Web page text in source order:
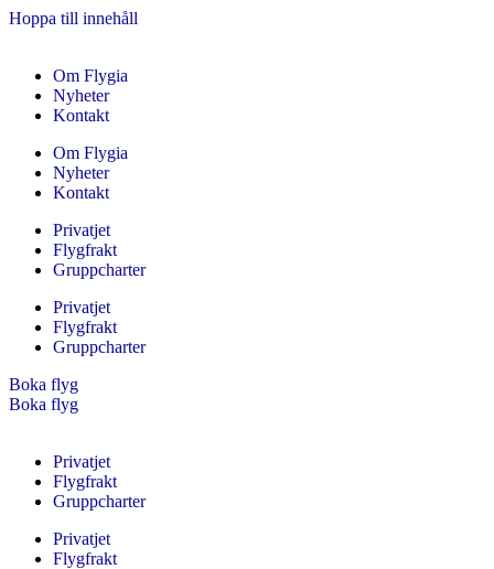
Hoppa till innehåll
Om Flygia
Nyheter
Kontakt
Om Flygia
Nyheter
Kontakt
Privatjet
Flygfrakt
Gruppcharter
Privatjet
Flygfrakt
Gruppcharter
Boka flyg
Boka flyg
Privatjet
Flygfrakt
Gruppcharter
Privatjet
Flygfrakt